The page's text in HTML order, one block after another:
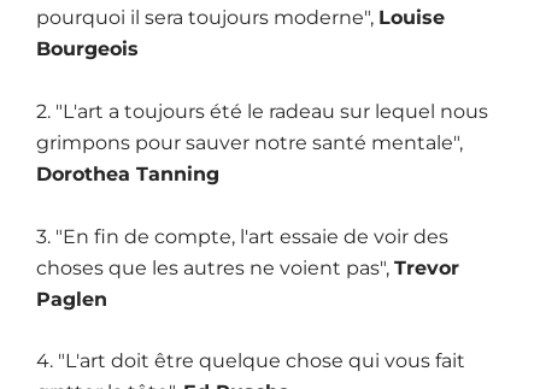
pourquoi il sera toujours moderne", Louise
Bourgeois
2. "L'art a toujours été le radeau sur lequel nous
grimpons pour sauver notre santé mentale",
Dorothea Tanning
3. "En fin de compte, l'art essaie de voir des
choses que les autres ne voient pas", Trevor
Paglen
4. "L'art doit être quelque chose qui vous fait